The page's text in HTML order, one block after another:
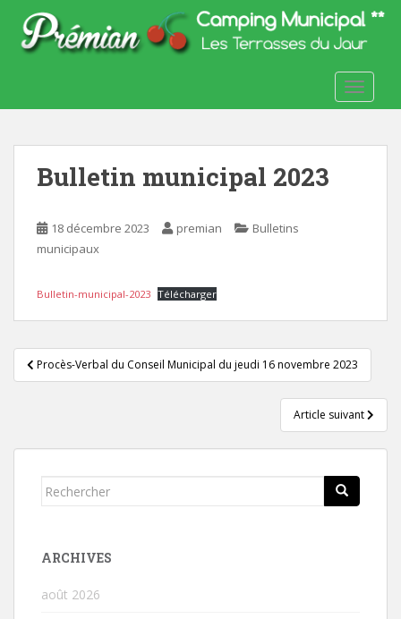
o
Bulletin municipal 2023
18 décembre 2023 premian
Bulletins
municipaux
Bulletin-municipal-2023 Télécharger
Navigation
de
Procès-Verbal du Conseil Municipal du jeudi 16 novembre 2023
Article suivant
Rechercher...
ARCHIVES
août 2026